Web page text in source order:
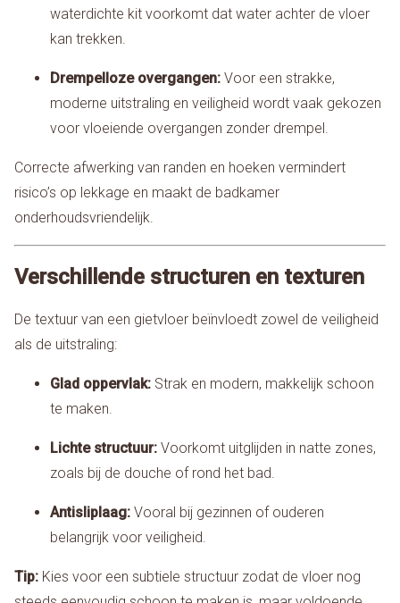
waterdichte kit voorkomt dat water achter de vloer
kan trekken.
Drempelloze overgangen:Voor een strakke,
moderne uitstraling en veiligheid wordt vaak gekozen
voor vloeiende overgangen zonder drempel.
Correcte afwerking van randen en hoeken vermindert
risico’s op lekkage en maakt de badkamer
onderhoudsvriendelijk.
Verschillende structuren en texturen
De textuur van een gietvloer beïnvloedt zowel de veiligheid
als de uitstraling:
Glad oppervlak:Strak en modern, makkelijk schoon
te maken.
Lichte structuur:Voorkomt uitglijden in natte zones,
zoals bij de douche of rond het bad.
Antisliplaag:Vooral bij gezinnen of ouderen
belangrijk voor veiligheid.
Tip:Kies voor een subtiele structuur zodat de vloer nog